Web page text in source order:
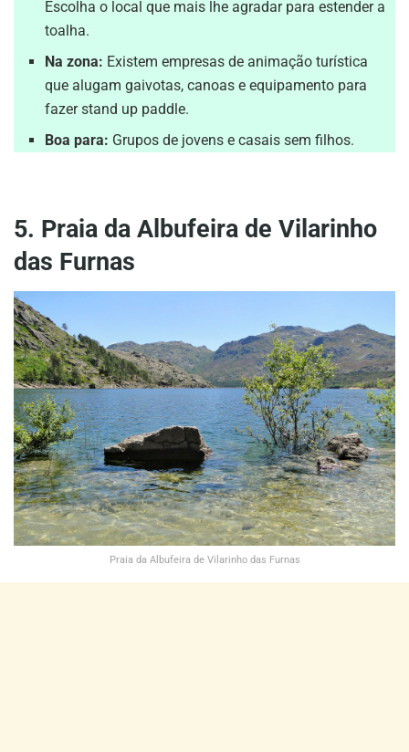
Escolha o local que mais lhe agradar para estender a
toalha.
Na zona: Existem empresas de animação turística
que alugam gaivotas, canoas e equipamento para
fazer stand up paddle.
Boa para: Grupos de jovens e casais sem filhos.
5. Praia da Albufeira de Vilarinho
das Furnas
Praia da Albufeira de Vilarinho das Furnas